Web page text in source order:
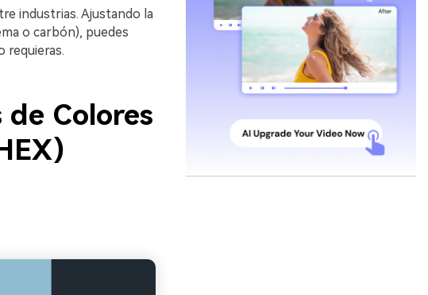
industrias. Ajustando la
o carbón), puedes
requieras.
de Colores